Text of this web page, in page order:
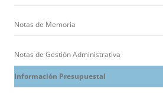
Notas de Memoria
Notas de Gestión Administrativa
Información Presupuestal